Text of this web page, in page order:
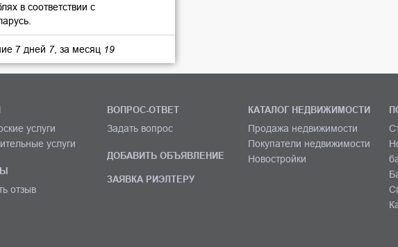
в соответствии с
7 дней 7, за месяц 19
услуги
услуги
отзыв
ВОПРОС-ОТВЕТ
Задать вопрос
ДОБАВИТЬ ОБЪЯВЛЕНИЕ
ЗАЯВКА РИЭЛТЕРУ
КАТАЛОГ НЕДВИЖИМОСТИ
Продажа недвижимости
Покупатели недвижимости
Новостройки